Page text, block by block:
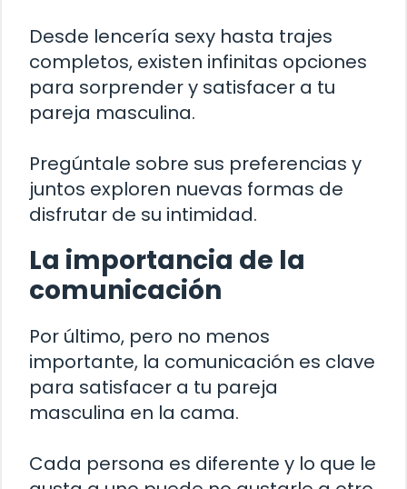
Desde lencería sexy hasta trajes
completos, existen infinitas opciones
para sorprender y satisfacer a tu
pareja masculina.
Pregúntale sobre sus preferencias y
juntos exploren nuevas formas de
disfrutar de su intimidad.
La importancia de la
comunicación
Por último, pero no menos
importante, la comunicación es clave
para satisfacer a tu pareja
masculina en la cama.
Cada persona es diferente y lo que le